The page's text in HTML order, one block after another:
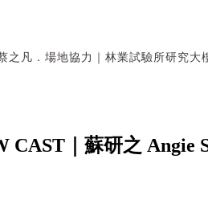
之凡．場地協力｜林業試驗所研究大
CAST｜蘇研之 Angie